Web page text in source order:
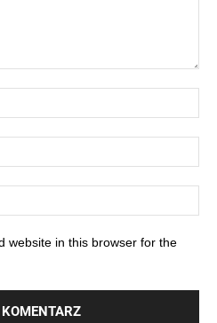
website in this browser for the